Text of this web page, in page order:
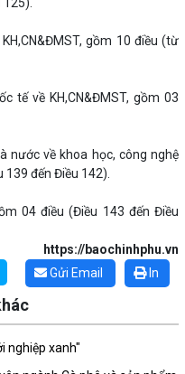
gồm 10 điều (từ
tế về KH,CN&ĐMST, gồm 03
nước về khoa học, công nghệ
đến Điều 142).
04 điều (Điều 143 đến Điều
https://baochinhphu.vn
In
Gửi Email
nghiệp xanh"